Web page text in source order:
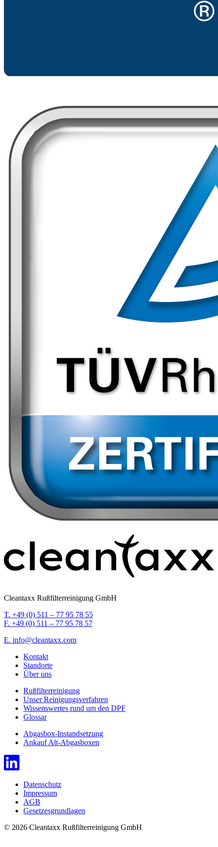
Cleantaxx Rußfilterreinigung GmbH
T. +49 (0) 511 – 77 95 78 55
F. +49 (0) 511 – 77 95 78 57
E. info@cleantaxx.com
Kontakt
Standorte
Über uns
Rußfilterreinigung
Unser Reinigungsverfahren
Wissenswertes rund um den DPF
Glossar
Abgasbox-Instandsetzung
Ankauf Alt-Abgasboxen
Datenschutz
Impressum
AGB
Gesetzesgrundlagen
© 2026 Cleantaxx Rußfilterreinigung GmbH